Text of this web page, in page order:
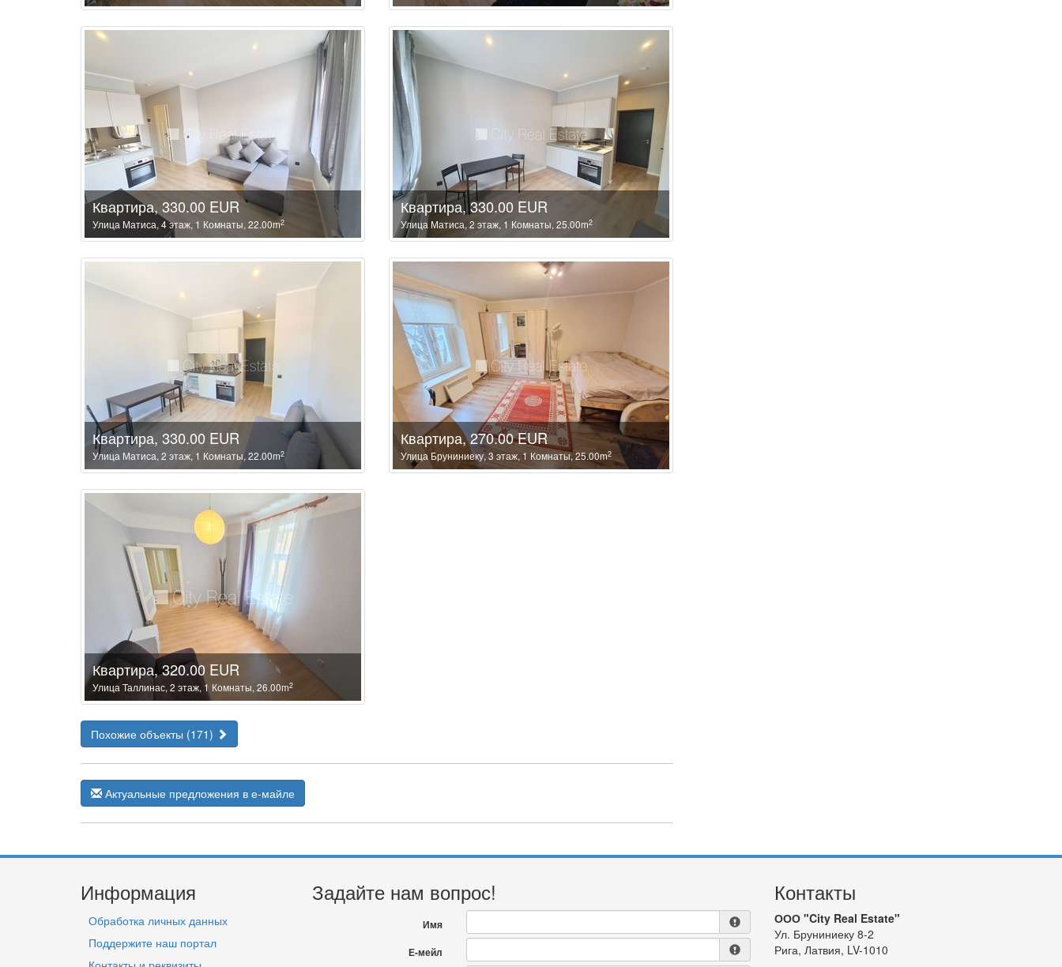
Квартира, 330.00 EUR
Улица Матиса, 4 этаж, 1 Комнаты, 22.00m2
Квартира, 330.00 EUR
Улица Матиса, 2 этаж, 1 Комнаты, 25.00m2
Квартира, 330.00 EUR
Улица Матиса, 2 этаж, 1 Комнаты, 22.00m2
Квартира, 270.00 EUR
Улица Бруниниеку, 3 этаж, 1 Комнаты, 25.00m2
Квартира, 320.00 EUR
Улица Таллинас, 2 этаж, 1 Комнаты, 26.00m2
Похожие объекты (171)
Актуальные предложения в е-майле
Информация
Обработка личных данных
Поддержите наш портал
Задайте нам вопрос!
Имя
Е-мейл
Контакты
ООО "City Real Estate"
Ул. Бруниниеку 8-2
Рига, Латвия, LV-1010